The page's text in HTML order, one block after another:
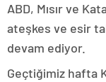
ABD, Mısır ve
ateşkes ve esir
devam ediyor.
Geçtiğimiz hafta